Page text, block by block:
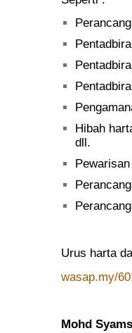
Hibah
dll.
Urus harta
wasap.my/
Mohd